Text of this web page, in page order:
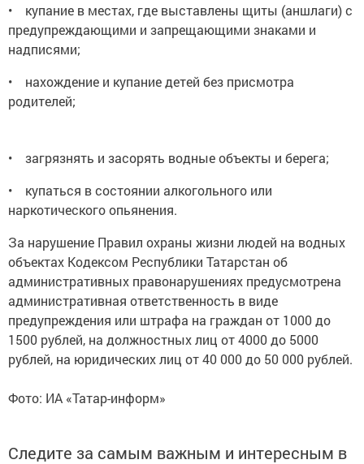
• купание в местах, где выставлены щиты (аншлаги) с
предупреждающими и запрещающими знаками и
надписями;
• нахождение и купание детей без присмотра
родителей;
• загрязнять и засорять водные объекты и берега;
• купаться в состоянии алкогольного или
наркотического опьянения.
За нарушение Правил охраны жизни людей на водных
объектах Кодексом Республики Татарстан об
административных правонарушениях предусмотрена
административная ответственность в виде
предупреждения или штрафа на граждан от 1000 до
1500 рублей, на должностных лиц от 4000 до 5000
рублей, на юридических лиц от 40 000 до 50 000 рублей.
Фото: ИА «Татар-информ»
Следите за самым важным и интересным в